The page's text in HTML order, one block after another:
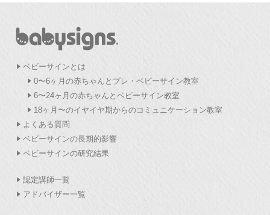
ベビーサインとは
0〜6ヶ月の赤ちゃんとプレ・ベビーサイン教室
6〜24ヶ月の赤ちゃんとベビーサイン教室
18ヶ月〜のイヤイヤ期からのコミュニケーション教室
よくある質問
ベビーサインの長期的影響
ベビーサインの研究結果
認定講師一覧
アドバイザー一覧